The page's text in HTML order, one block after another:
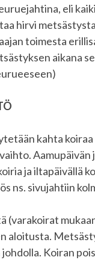
eli
hirvi
toimesta
aikana
kahta
ja iltapäivällä
ns. sivujahtiin
(varakoirat
aloitusta.
Koiran